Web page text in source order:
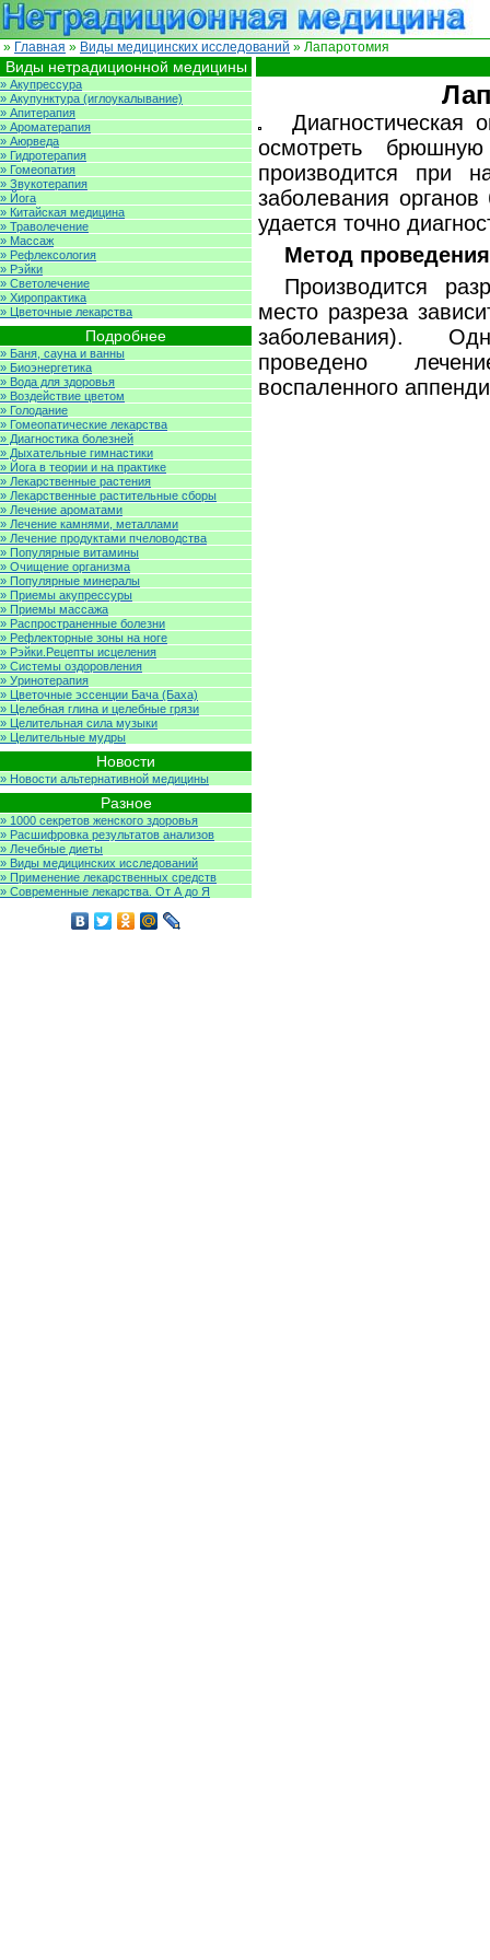
» Главная » Виды медицинских исследований » Лапаротомия
Диагностическая
осмотреть
производится при
заболевания
удается точно
Метод проведения
Производится
место разреза
заболевания).
проведено
воспаленного
Виды нетрадиционной медицины
» Акупрессура
» Акупунктура (иглоукалывание)
» Апитерапия
» Ароматерапия
» Аюрведа
» Гидротерапия
» Гомеопатия
» Звукотерапия
» Йога
» Китайская медицина
» Траволечение
» Массаж
» Рефлексология
» Рэйки
» Светолечение
» Хиропрактика
» Цветочные лекарства
Подробнее
» Баня, сауна и ванны
» Биоэнергетика
» Вода для здоровья
» Воздействие цветом
» Голодание
» Гомеопатические лекарства
» Диагностика болезней
» Дыхательные гимнастики
» Йога в теории и на практике
» Лекарственные растения
» Лекарственные растительные сборы
» Лечение ароматами
» Лечение камнями, металлами
» Лечение продуктами пчеловодства
» Популярные витамины
» Очищение организма
» Популярные минералы
» Приемы акупрессуры
» Приемы массажа
» Распространенные болезни
» Рефлекторные зоны на ноге
» Рэйки.Рецепты исцеления
» Системы оздоровления
» Уринотерапия
» Цветочные эссенции Бача (Баха)
» Целебная глина и целебные грязи
» Целительная сила музыки
» Целительные мудры
Новости
» Новости альтернативной медицины
Разное
» 1000 секретов женского здоровья
» Расшифровка результатов анализов
» Лечебные диеты
» Виды медицинских исследований
» Применение лекарственных средств
» Современные лекарства. От А до Я